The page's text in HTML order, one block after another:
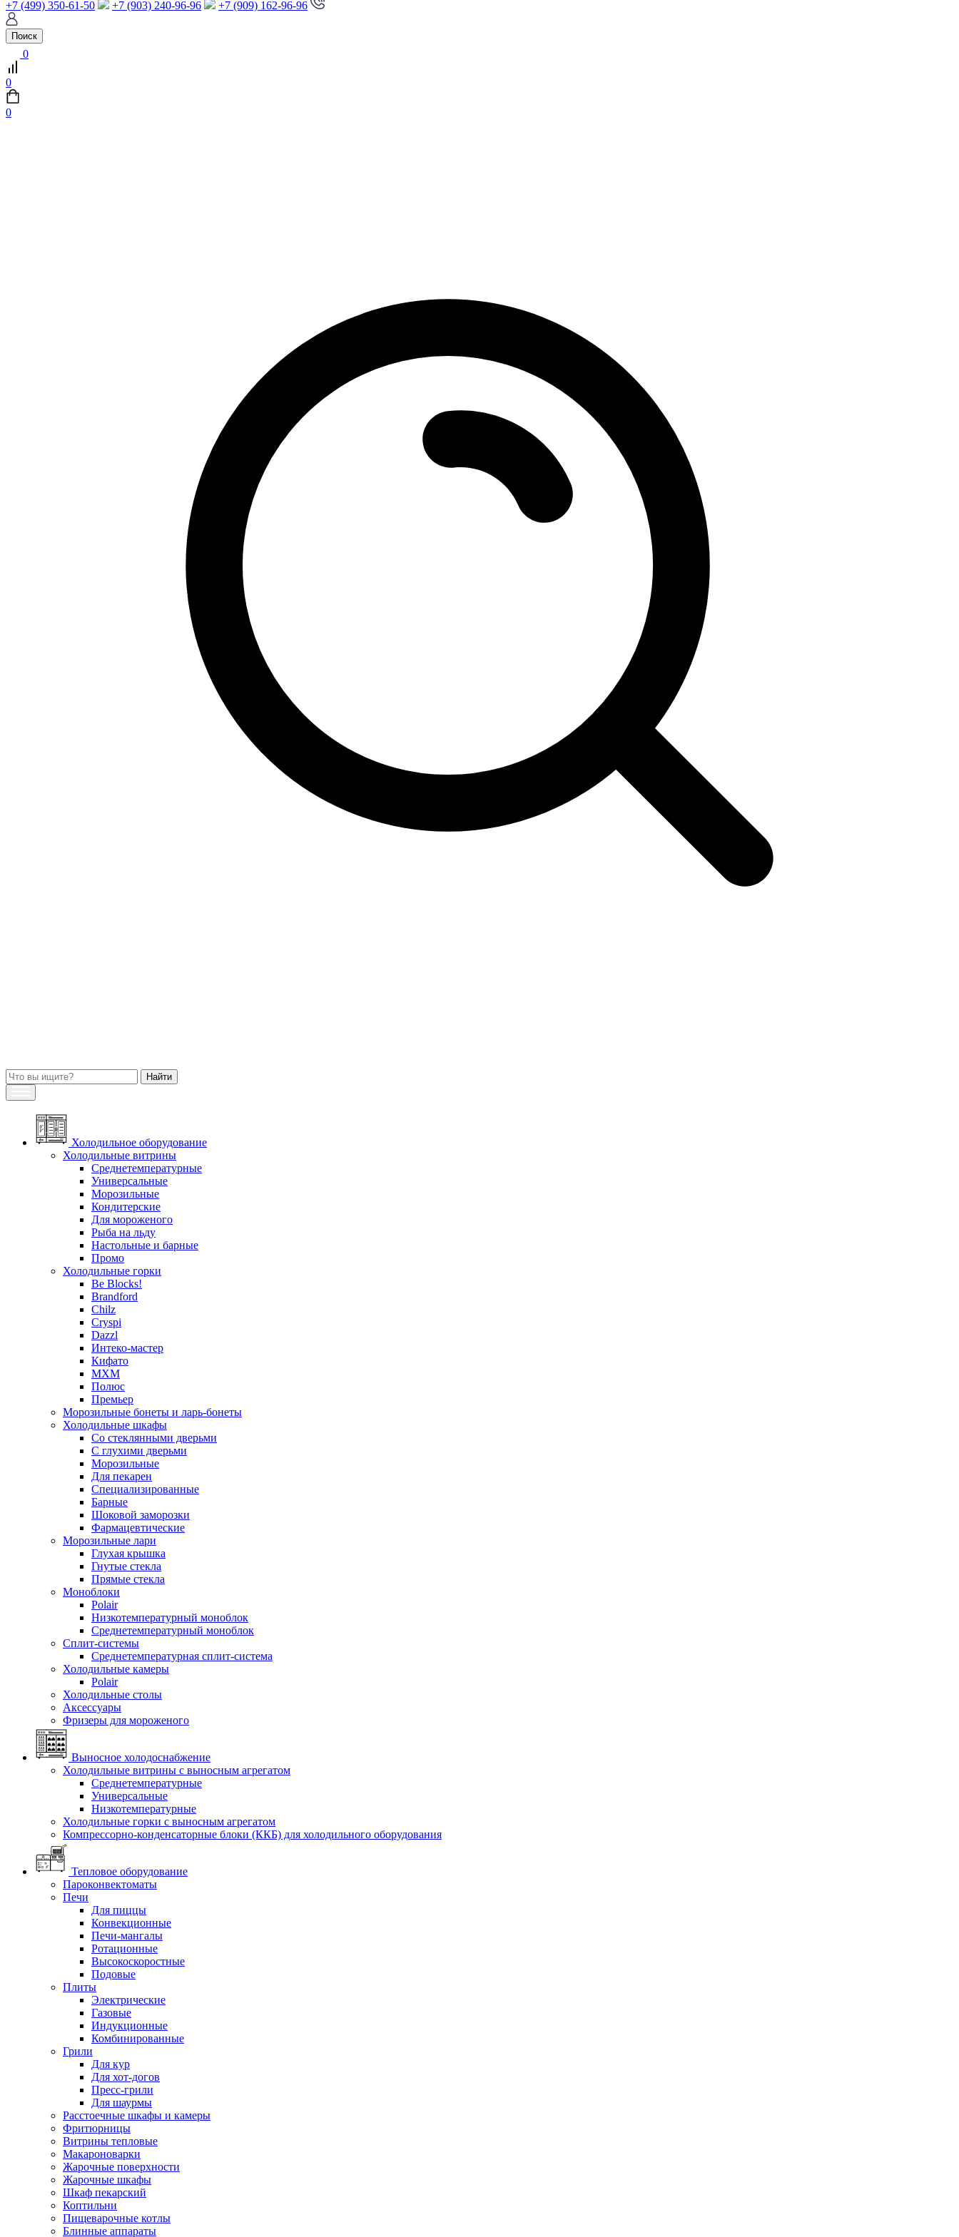
+7 (499) 350-61-50 +7 (903) 240-96-96 +7 (909) 162-96-96
Поиск
0
0
0
Холодильное оборудование
Холодильные витрины
Среднетемпературные
Универсальные
Морозильные
Кондитерские
Для мороженого
Рыба на льду
Настольные и барные
Промо
Холодильные горки
Be Blocks!
Brandford
Chilz
Cryspi
Dazzl
Интеко-мастер
Кифато
МХМ
Полюс
Премьер
Морозильные бонеты и ларь-бонеты
Холодильные шкафы
Со стеклянными дверьми
С глухими дверьми
Морозильные
Для пекарен
Специализированные
Барные
Шоковой заморозки
Фармацевтические
Морозильные лари
Глухая крышка
Гнутые стекла
Прямые стекла
Моноблоки
Polair
Низкотемпературный моноблок
Среднетемпературный моноблок
Сплит-системы
Среднетемпературная сплит-система
Холодильные камеры
Polair
Холодильные столы
Аксессуары
Фризеры для мороженого
Выносное холодоснабжение
Холодильные витрины с выносным агрегатом
Среднетемпературные
Универсальные
Низкотемпературные
Холодильные горки с выносным агрегатом
Компрессорно-конденсаторные блоки (ККБ) для холодильного оборудования
Тепловое оборудование
Пароконвектоматы
Печи
Для пиццы
Конвекционные
Печи-мангалы
Ротационные
Высокоскоростные
Подовые
Плиты
Электрические
Газовые
Индукционные
Комбинированные
Грили
Для кур
Для хот-догов
Пресс-грили
Для шаурмы
Расстоечные шкафы и камеры
Фритюрницы
Витрины тепловые
Макароноварки
Жарочные поверхности
Жарочные шкафы
Шкаф пекарский
Коптильни
Пищеварочные котлы
Блинные аппараты